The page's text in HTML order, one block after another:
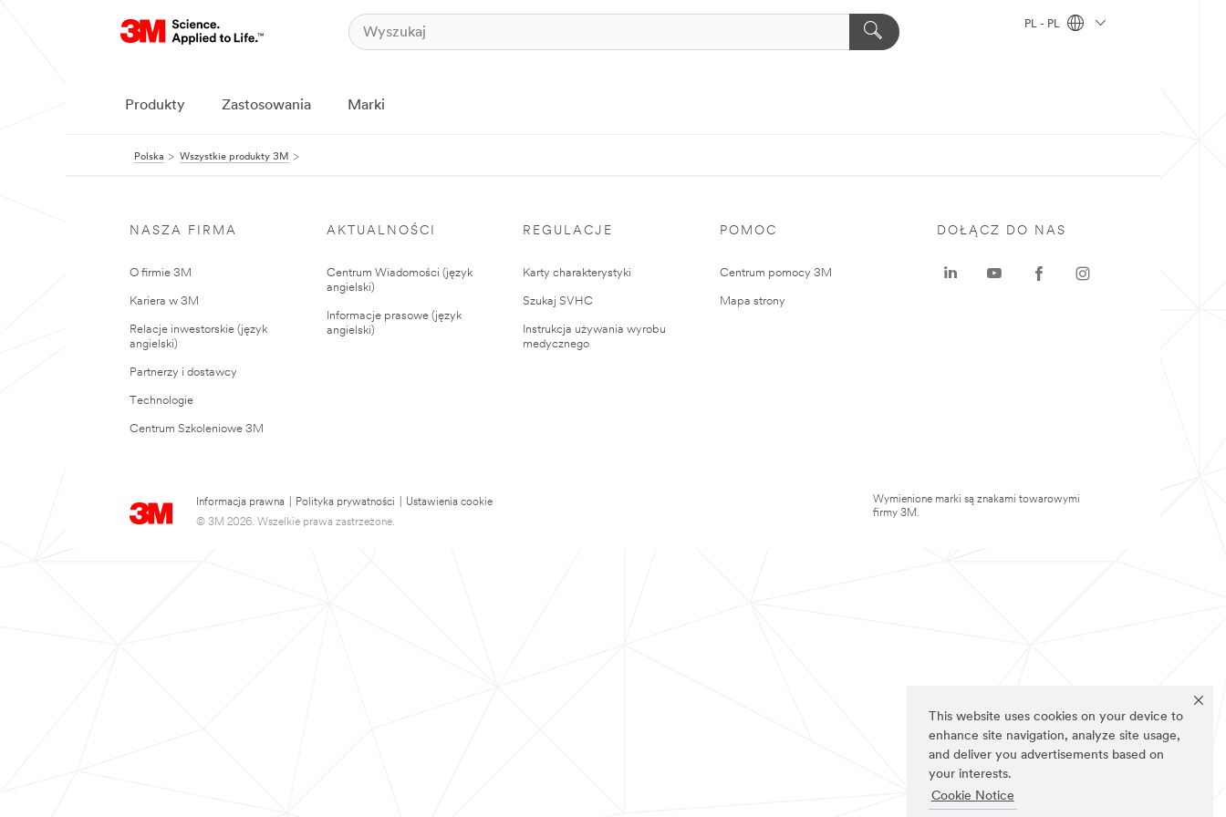
This website uses cookies on your device to
enhance site navigation, analyze site usage,
and deliver you advertisements based on
your interests.
Cookie Notice
PL - PL
Produkty Zastosowania Marki
Polska Wszystkie produkty 3M
NASZA FIRMA
O firmie 3M
Kariera w 3M
Relacje inwestorskie (język
angielski)
Partnerzy i dostawcy
Technologie
Centrum Szkoleniowe 3M
AKTUALNOŚCI
Centrum Wiadomości (język
angielski)
Informacje prasowe (język
angielski)
REGULACJE
Karty charakterystyki
Szukaj SVHC
Instrukcja używania wyrobu
medycznego
POMOC
Centrum pomocy 3M
Mapa strony
Informacja prawna Polityka prywatności
Ustawienia cookie
© 3M 2026. Wszelkie prawa zastrzeżone.
DOŁĄCZ DO NAS
Wymienione marki są znakami towarowymi
firmy 3M.